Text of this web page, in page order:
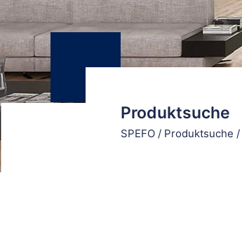
Produktsuche
SPEFO / Produktsuche /